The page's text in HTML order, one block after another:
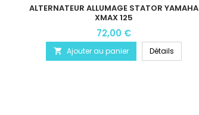
ALTERNATEUR ALLUMAGE STATOR YAMAHA
XMAX 125
72,00 €
 Ajouter au panier Détails